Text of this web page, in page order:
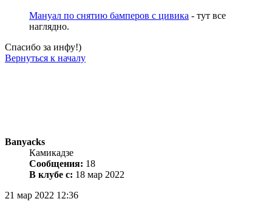
Мануал по снятию бамперов с цивика - тут все
наглядно.
Спасибо за инфу!)
Вернуться к началу
Banyacks
Камикадзе
Сообщения: 18
В клубе с: 18 мар 2022
21 мар 2022 12:36